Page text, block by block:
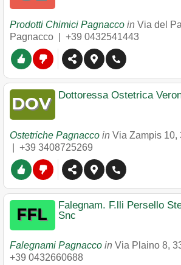
Prodotti Chimici Pagnacco in Via del
Pagnacco
+39 0432541443
Dottoressa Ostetrica
Ostetriche Pagnacco in Via Zampis 10,
+39 3408725269
Falegnam. F.lli Persello
Snc
Falegnami Pagnacco in Via Plaino 8,
+39 0432660688